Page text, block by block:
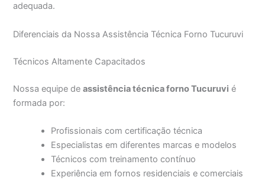
adequada.
Diferenciais da Nossa Assistência Técnica Forno Tucuruvi
Técnicos Altamente Capacitados
Nossa equipe deassistência técnica forno Tucuruvi é
formada por:
Profissionais com certificação técnica
Especialistas em diferentes marcas e modelos
Técnicos com treinamento contínuo
Experiência em fornos residenciais e comerciais